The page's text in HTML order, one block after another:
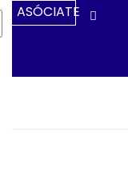
Ir
Al
ASÓCIATE